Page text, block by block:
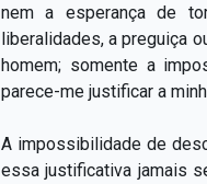
nem a esperança de
liberalidades, a preguiça
homem; somente a
parece-me justificar a
A impossibilidade de
essa justificativa jamais